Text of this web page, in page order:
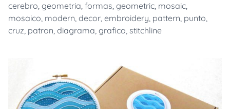
cerebro, geometria, formas, geometric, mosaic,
mosaico, modern, decor, embroidery, pattern, punto,
cruz, patron, diagrama, grafico, stitchline